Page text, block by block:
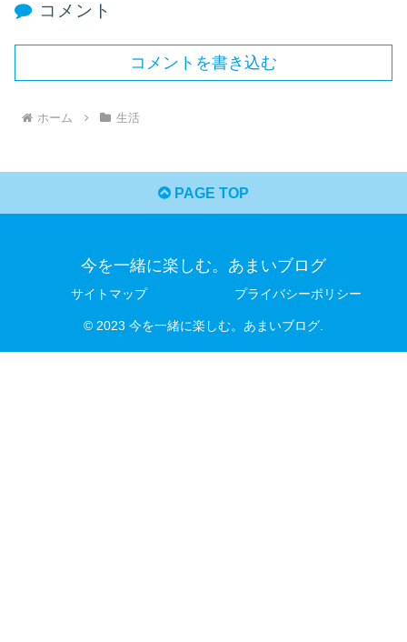
コメント
コメントを書き込む
ホーム 生活
PAGE TOP
今を一緒に楽しむ。あまいブログ
サイトマップ プライバシーポリシー
© 2023 今を一緒に楽しむ。あまいブログ.